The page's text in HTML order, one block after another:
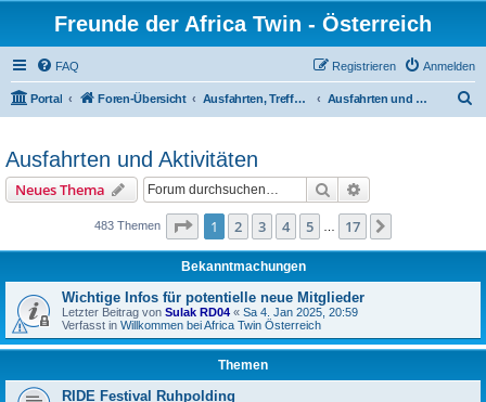
Freunde der Africa Twin - Österreich
FAQ Anmelden
Registrieren
Portal Foren-Übersicht Ausfahrten, Treffen und Reisen Ausfahrten und Aktivitäten
Ausfahrten und Aktivitäten
Neues Thema Suche
483 Themen Seite 1von 17
1 2 3 4 5 17
Bekanntmachungen
Wichtige Infos für potentielle neue Mitglieder
Letzter Beitrag von Sulak RD04 « Sa 4. Jan 2025, 20:59
Verfasst in Willkommen bei Africa Twin Österreich
Themen
RIDE Festival Ruhpolding